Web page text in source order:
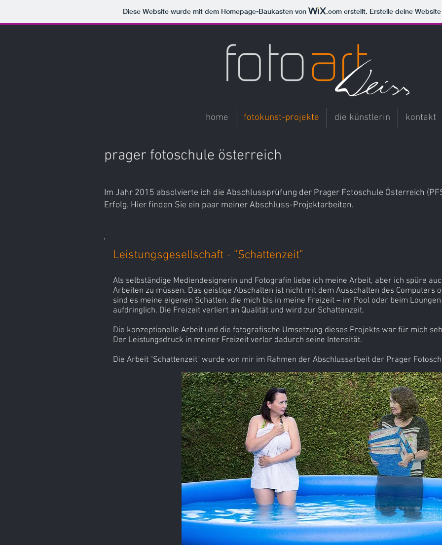
Diese Website wurde mit dem Homepage-Baukasten von .com erstellt. Erstelle deine
home fotokunst-projekte die künstlerin kontakt
prager fotoschule österreich
Im Jahr 2015 absolvierte ich die Abschlussprüfung der Prager Fotoschule Österreich
Erfolg. Hier finden Sie ein paar meiner Abschluss-Projektarbeiten.
Leistungsgesellschaft - "Schattenzeit"
Als selbständige Mediendesignerin und Fotografin liebe ich meine Arbeit, aber ich spüre
Arbeiten zu müssen. Das geistige Abschalten ist nicht mit dem Ausschalten des Computers
sind es meine eigenen Schatten, die mich bis in meine Freizeit – im Pool oder beim
aufdringlich. Die Freizeit verliert an Qualität und wird zur Schattenzeit.
Die konzeptionelle Arbeit und die fotografische Umsetzung dieses Projekts war für mich
Der Leistungsdruck in meiner Freizeit verlor dadurch seine Intensität.
Die Arbeit "Schattenzeit" wurde von mir im Rahmen der Abschlussarbeit der Prager